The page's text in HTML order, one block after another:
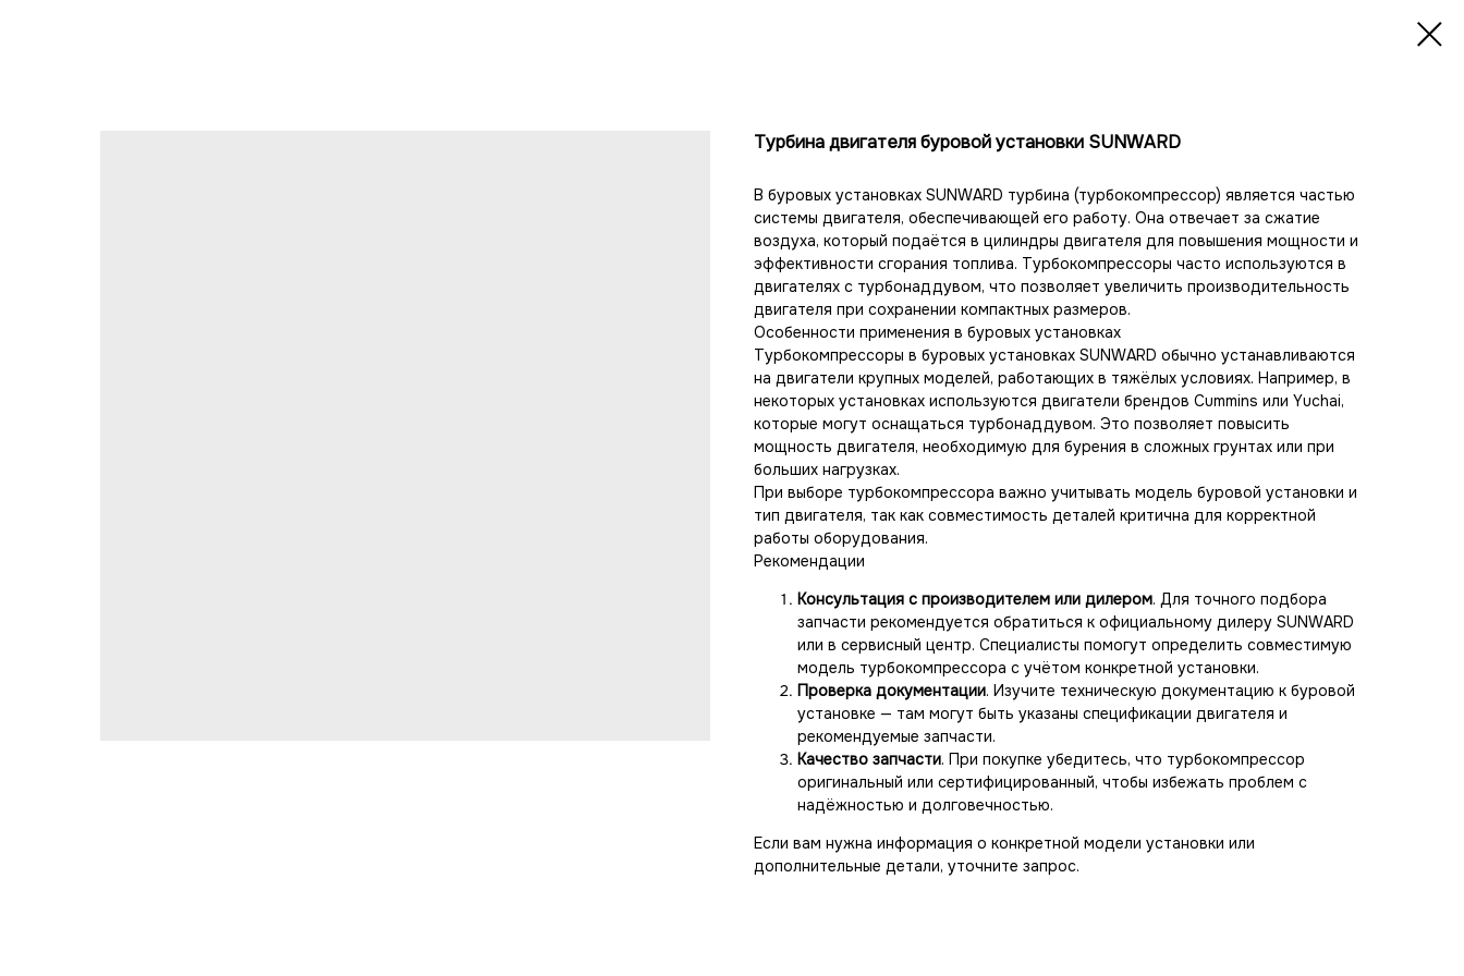
Турбина двигателя буровой установки SUNWARD
В буровых установках SUNWARD турбина (турбокомпрессор) является частью
системы двигателя, обеспечивающей его работу. Она отвечает за сжатие
воздуха, который подаётся в цилиндры двигателя для повышения мощности и
эффективности сгорания топлива. Турбокомпрессоры часто используются в
двигателях с турбонаддувом, что позволяет увеличить производительность
двигателя при сохранении компактных размеров.
Особенности применения в буровых установках
Турбокомпрессоры в буровых установках SUNWARD обычно устанавливаются
на двигатели крупных моделей, работающих в тяжёлых условиях. Например, в
некоторых установках используются двигатели брендов Cummins или Yuchai,
которые могут оснащаться турбонаддувом. Это позволяет повысить
мощность двигателя, необходимую для бурения в сложных грунтах или при
больших нагрузках.
При выборе турбокомпрессора важно учитывать модель буровой установки и
тип двигателя, так как совместимость деталей критична для корректной
работы оборудования.
Рекомендации
Консультация с производителем или дилером. Для точного подбора
запчасти рекомендуется обратиться к официальному дилеру SUNWARD
или в сервисный центр. Специалисты помогут определить совместимую
модель турбокомпрессора с учётом конкретной установки.
Проверка документации. Изучите техническую документацию к буровой
установке — там могут быть указаны спецификации двигателя и
рекомендуемые запчасти.
Качество запчасти. При покупке убедитесь, что турбокомпрессор
оригинальный или сертифицированный, чтобы избежать проблем с
надёжностью и долговечностью.
Если вам нужна информация о конкретной модели установки или
дополнительные детали, уточните запрос.